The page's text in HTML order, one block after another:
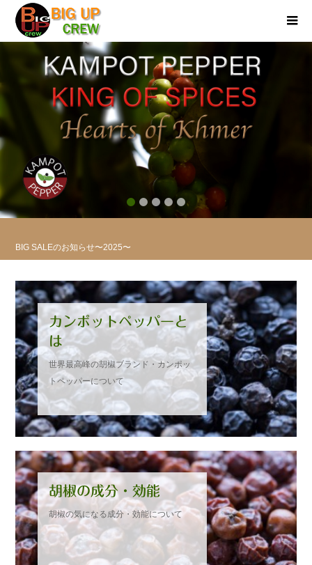
浅草今半のお歳暮コラボのお知らせ〜2025〜
新商品カンポットペッパーティー
お取引様募集のお知らせ
【SALE開催中】カンポットペッパーの手土産のご案内
カンポットペッパーと
は
世界最高峰の胡椒ブランド・カンポッ
トペッパーについて
胡椒の成分・効能
胡椒の気になる成分・効能について